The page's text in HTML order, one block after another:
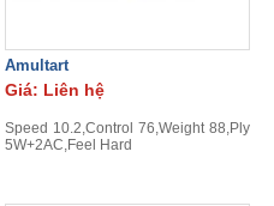
Amultart
Giá: Liên hệ
Speed 10.2,Control 76,Weight 88,Ply
5W+2AC,Feel Hard